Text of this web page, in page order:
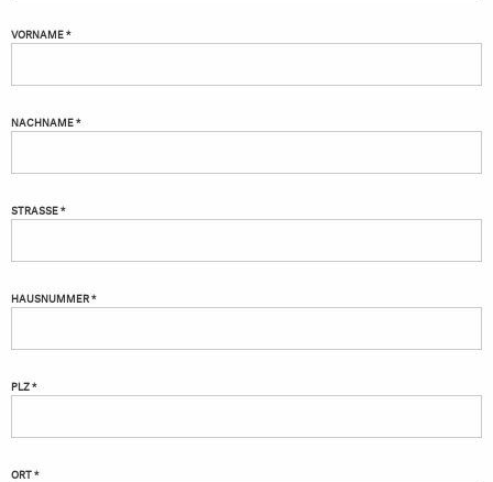
VORNAME *
NACHNAME *
STRASSE *
HAUSNUMMER *
PLZ *
ORT *